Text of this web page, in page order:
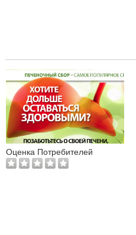
Оценка Потребителей